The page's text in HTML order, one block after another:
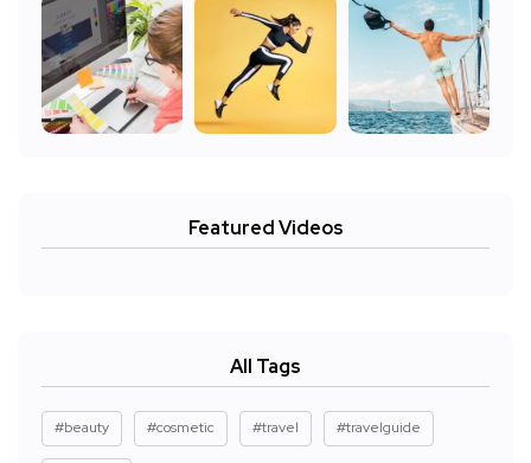
Featured Videos
All Tags
#beauty #cosmetic #travel #travelguide